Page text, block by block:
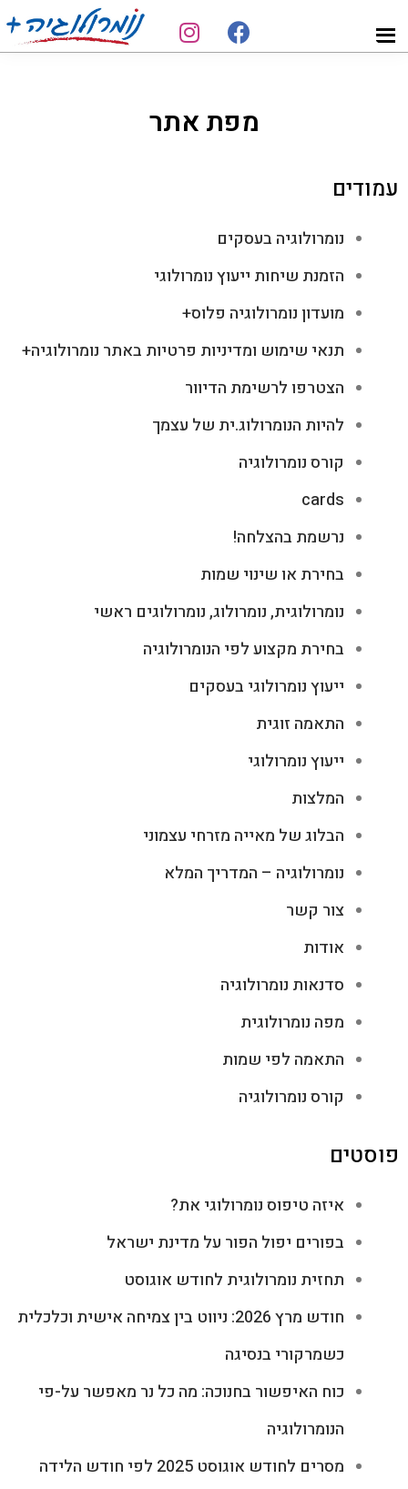
toto
מאייה
נומרולוגיה
מפת אתר
עמודים
נומרולוגיה בעסקים
הזמנת שיחות ייעוץ נומרולוגי
מועדון נומרולוגיה פלוס+
תנאי שימוש ומדיניות פרטיות באתר נומרולוגיה+
הצטרפו לרשימת הדיוור
להיות הנומרולוג.ית של עצמך
קורס נומרולוגיה
cards
נרשמת בהצלחה!
בחירת או שינוי שמות
נומרולוגית, נומרולוג, נומרולוגים ראשי
בחירת מקצוע לפי הנומרולוגיה
ייעוץ נומרולוגי בעסקים
התאמה זוגית
ייעוץ נומרולוגי
המלצות
הבלוג של מאייה מזרחי עצמוני
נומרולוגיה – המדריך המלא
צור קשר
אודות
סדנאות נומרולוגיה
מפה נומרולוגית
התאמה לפי שמות
קורס נומרולוגיה
פוסטים
איזה טיפוס נומרולוגי את?
בפורים יפול הפור על מדינת ישראל
תחזית נומרולוגית לחודש אוגוסט
חודש מרץ 2026: ניווט בין צמיחה אישית וכלכלית
כשמרקורי בנסיגה
כוח האיפשור בחנוכה: מה כל נר מאפשר על-פי
הנומרולוגיה
מסרים לחודש אוגוסט 2025 לפי חודש הלידה